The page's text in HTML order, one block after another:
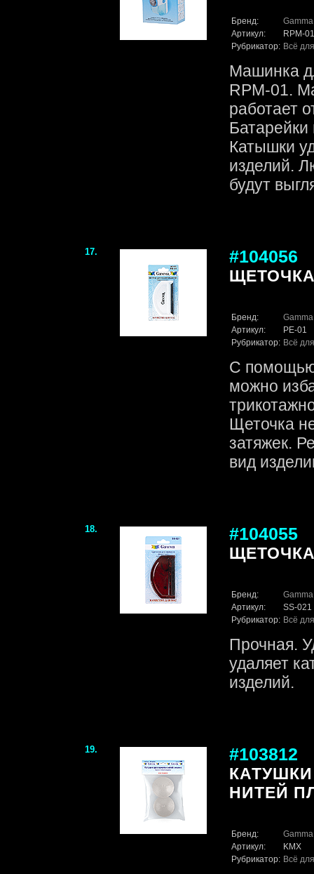
Бренд:
Gamma
Артикул:
RPM-01
Рубрикатор: Всё
Машинка
RPM-01.
работает
Батарейки
Катышки
изделий.
будут
17. #104056
Бренд:
Gamma
Артикул:
PE-01
Рубрикатор: Всё
С помощью
можно
Щеточка
затяжек.
вид
18. #104055
Бренд:
Gamma
Артикул:
SS-021
Рубрикатор: Всё
Прочная.
удаляет
изделий.
19. #103812
НИТЕЙ
Бренд:
Gamma
Артикул:
KMX
Рубрикатор: Всё